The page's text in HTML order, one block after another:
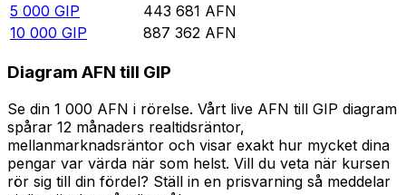
5 000 GIP 443 681 AFN
10 000 GIP 887 362 AFN
Diagram AFN till GIP
Se din 1 000 AFN i rörelse. Vårt live AFN till GIP diagram
spårar 12 månaders realtidsräntor,
mellanmarknadsräntor och visar exakt hur mycket dina
pengar var värda när som helst. Vill du veta när kursen
rör sig till din fördel? Ställ in en prisvarning så meddelar